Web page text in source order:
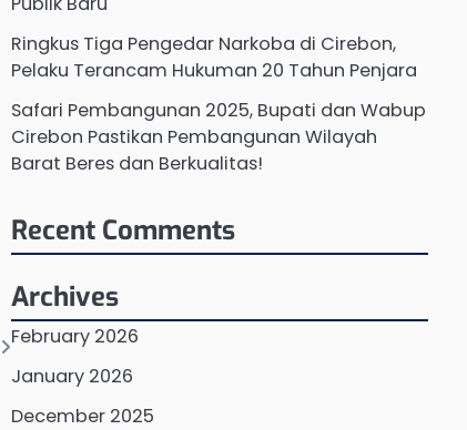
Ringkus Tiga Pengedar Narkoba di Cirebon,
Pelaku Terancam Hukuman 20 Tahun Penjara
Safari Pembangunan 2025, Bupati dan Wabup
Cirebon Pastikan Pembangunan Wilayah
Barat Beres dan Berkualitas!
Recent Comments
Archives
February 2026
January 2026
December 2025